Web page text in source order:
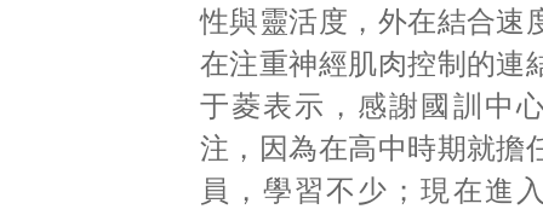
性與靈活度，外在結合速
在注重神經肌肉控制的連
于菱表示，感謝國訓中
注，因為在高中時期就擔
員，學習不少；現在進